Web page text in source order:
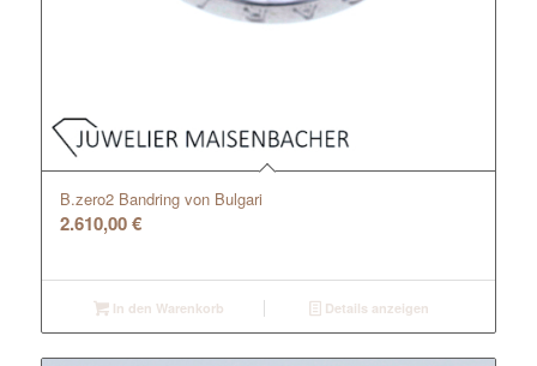
B.zero2 Bandring von Bulgari
2.610,00€
In den Warenkorb Details anzeigen